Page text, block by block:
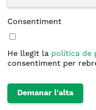
Consentiment
He llegit la política de
consentiment per